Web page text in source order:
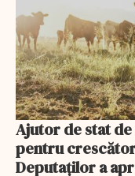
Ajutor de stat de
pentru
Deputaților a